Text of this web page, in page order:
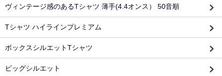
ヴィンテージ感のあるTシャツ 薄手(4.4オンス） 50音順
Tシャツ ハイラインプレミアム
ボックスシルエットTシャツ
ビッグシルエット